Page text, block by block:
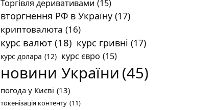
Торгівля деривативами (15)
вторгнення РФ в Україну (17)
криптовалюта (16)
курс валют (18) курс гривні (17)
курс долара (12) курс євро (15)
новини України (45)
погода у Києві (13)
токенізація контенту (11)